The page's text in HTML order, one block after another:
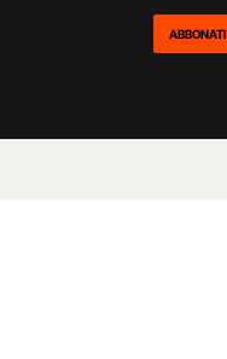
ABBONATI